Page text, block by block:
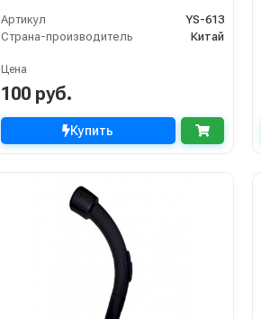
Артикул
YS-613
Страна-производитель
Китай
Цена
100 руб.
Купить